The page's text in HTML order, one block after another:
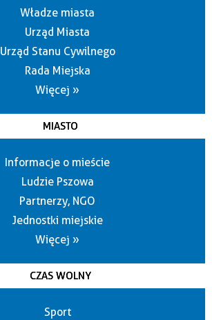
Władze miasta
Urząd Miasta
Urząd Stanu Cywilnego
Rada Miejska
Więcej »
MIASTO
Informacje o mieście
Ludzie Pszowa
Partnerzy, NGO
Jednostki miejskie
Więcej »
CZAS WOLNY
Sport